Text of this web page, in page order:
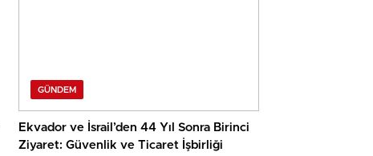
GÜNDEM
Ekvador ve İsrail’den 44 Yıl Sonra Birinci
Ziyaret: Güvenlik ve Ticaret İşbirliği